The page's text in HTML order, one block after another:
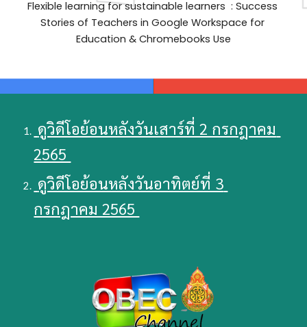
Flexible learning for sustainable learners  : Success
Stories of Teachers in Google Workspace for
Education & Chromebooks Use
2565
กรกฎาคม 2565